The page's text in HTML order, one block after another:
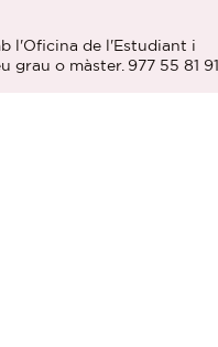
l'Oficina de l'Estudiant i
o màster. 977 55 81 91.